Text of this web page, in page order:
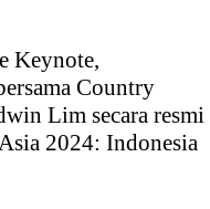
Keynote,
Country
Lim secara resmi
2024: Indonesia